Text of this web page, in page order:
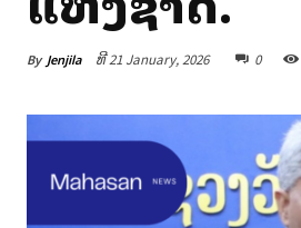
By Jenjila ທີ 21 January, 2026 0